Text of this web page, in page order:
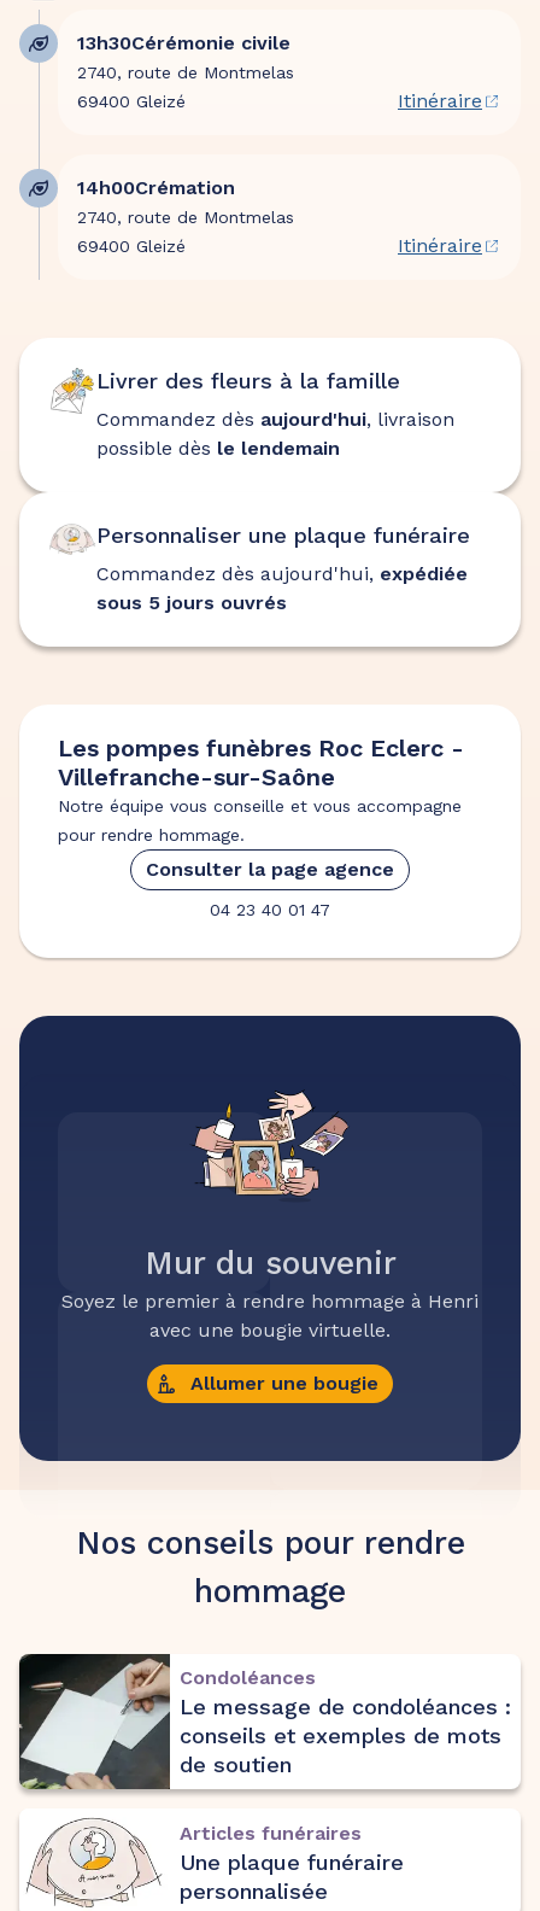
remerciements.
Vous pouvez déposer vos messages de
13h30Cérémonie civile
2740, route de Montmelas
69400 Gleizé
Itinéraire
14h00Crémation
2740, route de Montmelas
69400 Gleizé
Itinéraire
Livrer des fleurs à la famille
Commandez dès aujourd'hui, livraison
possible dès le lendemain
Personnaliser une plaque funéraire
Commandez dès aujourd'hui, expédiée
sous 5 jours ouvrés
Les pompes funèbres Roc Eclerc -
Villefranche-sur-Saône
Notre équipe vous conseille et vous accompagne
pour rendre hommage.
Consulter la page agence
04 23 40 01 47
Mur du souvenir
Soyez le premier à rendre hommage à Henri
avec une bougie virtuelle.
Allumer une bougie
Nos conseils pour rendre
hommage
Condoléances
Le message de condoléances :
conseils et exemples de mots
de soutien
Articles funéraires
Une plaque funéraire
personnalisée